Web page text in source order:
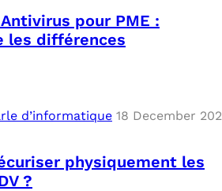
pour PME :
les différences
d’informatique 18 December
physiquement les
?